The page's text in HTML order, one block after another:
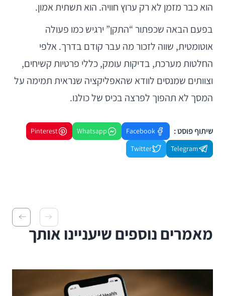
הוא כבר מזמן לא רק ערוץ חוויה. הוא תשתית אמון.
בפעם הבאה שכפתור “התקן” ירגיש כמו פעולה
אוטומטית, שווה לזכור מה עבר קודם בדרך. אלפי
החלטות מערכת, בדיקות עומק, כללי פרטיות קשיחים,
וצוותים שמנסים לוודא שהאפליקציה שנראית תמימה על
המסך לא תהפוך לפרצה בכיס של כולנו.
שיתוף פוסט : Facebook
Whatsapp
Pinterest
Telegram
Twitter
מאמרים נוספים שיעניינו אותך